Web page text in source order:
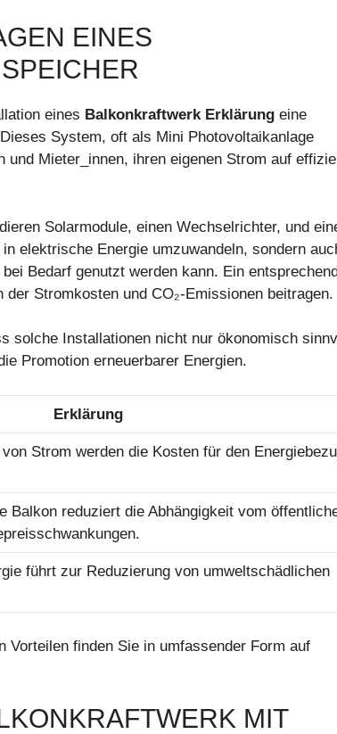
EINES
eines Balkonkraftwerk Erklärung eine
System, oft als Mini Photovoltaikanlage
Mieter_innen, ihren eigenen Strom auf
Solarmodule, einen Wechselrichter, und
elektrische Energie umzuwandeln, sondern
Bedarf genutzt werden kann. Ein
Stromkosten und CO₂-Emissionen beitragen.
solche Installationen nicht nur ökonomisch
Promotion erneuerbarer Energien.
Erklärung
Strom werden die Kosten für den
Balkon reduziert die Abhängigkeit vom
führt zur Reduzierung von umweltschädlichen
Vorteilen finden Sie in umfassender Form auf
MIT